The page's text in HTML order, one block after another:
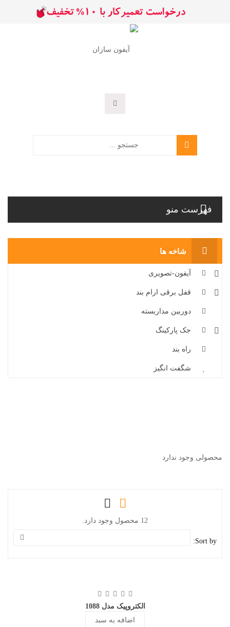
فهرست منو
شاخه ها
آیفون-تصویری
قفل برقی ارام بند
دوربین مداربسته
جک پارکینگ
راه بند
شگفت انگیز
محصولی وجود ندارد
12 محصول وجود دارد.
Sort by:
الکتروپیک مدل 1088
اضافه به سبد